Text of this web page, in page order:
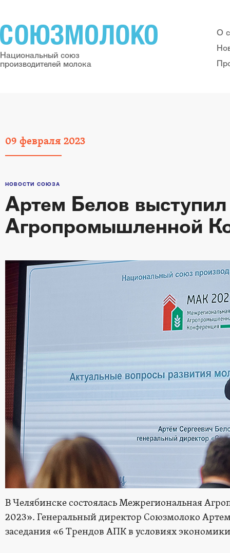
Национальный союз
производителей молока
О
09 февраля 2023
НОВОСТИ СОЮЗА
Артем Белов
Агропромышленной
В Челябинске состоялась Межрегиональная
2023». Генеральный директор Союзмолоко
заседания «6 Трендов АПК в условиях